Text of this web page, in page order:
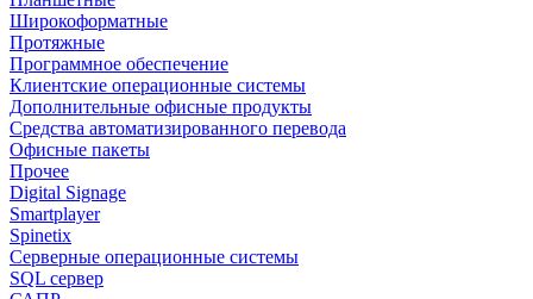
Широкоформатные
Протяжные
Программное обеспечение
Клиентские операционные системы
Дополнительные офисные продукты
Средства автоматизированного перевода
Офисные пакеты
Прочее
Digital Signage
Smartplayer
Spinetix
Серверные операционные системы
SQL сервер